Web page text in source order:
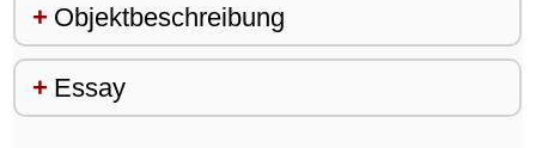
Objektbeschreibung
Essay